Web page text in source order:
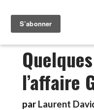
l’affaire
par Laurent